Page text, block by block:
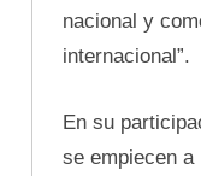
nacional y
internacional”.
En su
se empiecen